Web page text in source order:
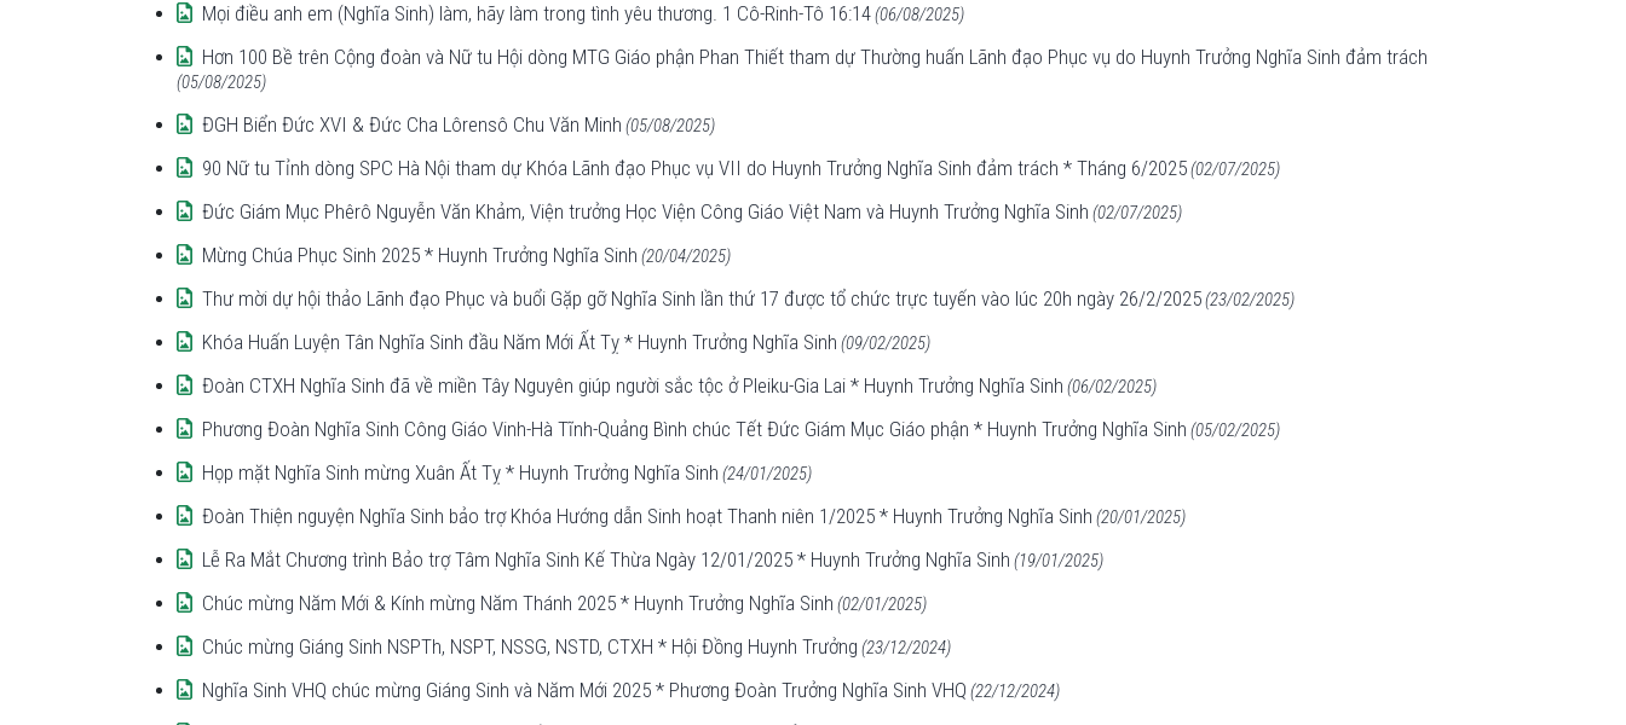
Mọi điều anh em (Nghĩa Sinh) làm, hãy làm trong tình yêu thương. 1 Cô-Rinh-Tô 16:14(06/08/2025)
Hơn 100 Bề trên Cộng đoàn và Nữ tu Hội dòng MTG Giáo phận Phan Thiết tham dự Thường huấn Lãnh đạo Phục vụ do Huynh Trưởng Nghĩa Sinh đảm trách
(05/08/2025)
ĐGH Biển Đức XVI & Đức Cha Lôrensô Chu Văn Minh (05/08/2025)
90 Nữ tu Tỉnh dòng SPC Hà Nội tham dự Khóa Lãnh đạo Phục vụ VII do Huynh Trưởng Nghĩa Sinh đảm trách * Tháng 6/2025(02/07/2025)
Đức Giám Mục Phêrô Nguyễn Văn Khảm, Viện trưởng Học Viện Công Giáo Việt Nam và Huynh Trưởng Nghĩa Sinh (02/07/2025)
Mừng Chúa Phục Sinh 2025 * Huynh Trưởng Nghĩa Sinh (20/04/2025)
Thư mời dự hội thảo Lãnh đạo Phục và buổi Gặp gỡ Nghĩa Sinh lần thứ 17 được tổ chức trực tuyến vào lúc 20h ngày 26/2/2025(23/02/2025)
Khóa Huấn Luyện Tân Nghĩa Sinh đầu Năm Mới Ất Tỵ * Huynh Trưởng Nghĩa Sinh (09/02/2025)
Đoàn CTXH Nghĩa Sinh đã về miền Tây Nguyên giúp người sắc tộc ở Pleiku-Gia Lai * Huynh Trưởng Nghĩa Sinh (06/02/2025)
Phương Đoàn Nghĩa Sinh Công Giáo Vinh-Hà Tĩnh-Quảng Bình chúc Tết Đức Giám Mục Giáo phận * Huynh Trưởng Nghĩa Sinh (05/02/2025)
Họp mặt Nghĩa Sinh mừng Xuân Ất Tỵ * Huynh Trưởng Nghĩa Sinh (24/01/2025)
Đoàn Thiện nguyện Nghĩa Sinh bảo trợ Khóa Hướng dẫn Sinh hoạt Thanh niên 1/2025 * Huynh Trưởng Nghĩa Sinh (20/01/2025)
Lễ Ra Mắt Chương trình Bảo trợ Tâm Nghĩa Sinh Kế Thừa Ngày 12/01/2025 * Huynh Trưởng Nghĩa Sinh (19/01/2025)
Chúc mừng Năm Mới & Kính mừng Năm Thánh 2025 * Huynh Trưởng Nghĩa Sinh (02/01/2025)
Chúc mừng Giáng Sinh NSPTh, NSPT, NSSG, NSTD, CTXH * Hội Đồng Huynh Trưởng (23/12/2024)
Nghĩa Sinh VHQ chúc mừng Giáng Sinh và Năm Mới 2025 * Phương Đoàn Trưởng Nghĩa Sinh VHQ (22/12/2024)